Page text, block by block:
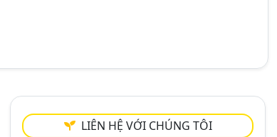
LIÊN HỆ VỚI CHÚNG TÔI